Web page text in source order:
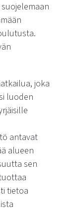
joka
luoden
antavat
alueen
sen
tietoa